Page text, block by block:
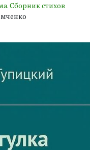
Сборник стихов